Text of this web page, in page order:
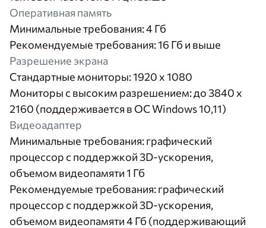
Оперативная память
Минимальные требования: 4 Гб
Рекомендуемые требования: 16 Гб и выше
Разрешение экрана
Стандартные мониторы: 1920 x 1080
Мониторы с высоким разрешением: до 3840 x
2160 (поддерживается в ОС Windows 10,11)
Видеоадаптер
Минимальные требования: графический
процессор с поддержкой 3D-ускорения,
объемом видеопамяти 1 Гб
Рекомендуемые требования: графический
процессор с поддержкой 3D-ускорения,
объемом видеопамяти 4 Гб (поддерживающий